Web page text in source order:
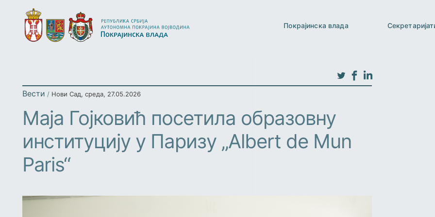
Покрајинска влада
Вести / Нови Сад, среда, 27.05.2026
Маја Гојковић посетила образовну
институцију у Паризу „Albert de Mun
Paris“